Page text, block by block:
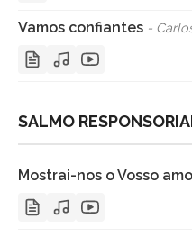
Vamos confiantes -
SALMO
Mostrai-nos o Vosso